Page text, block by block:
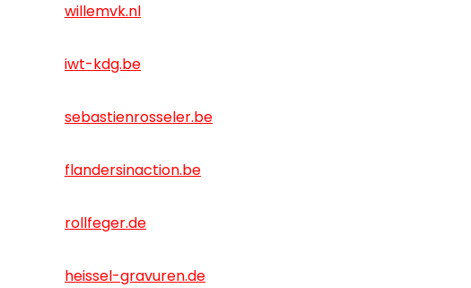
willemvk.nl
iwt-kdg.be
sebastienrosseler.be
flandersinaction.be
rollfeger.de
heissel-gravuren.de